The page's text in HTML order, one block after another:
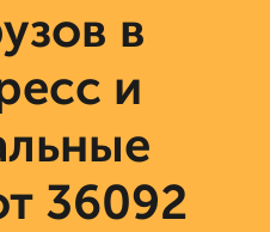
в
и
36092